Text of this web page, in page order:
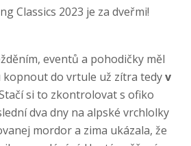
Classics 2023 je za dveřmi!
eventů a pohodičky měl
do vrtule už zítra tedyv
si to zkontrolovat s ofiko
dva dny na alpské vrchlolky
mordor a zima ukázala, že